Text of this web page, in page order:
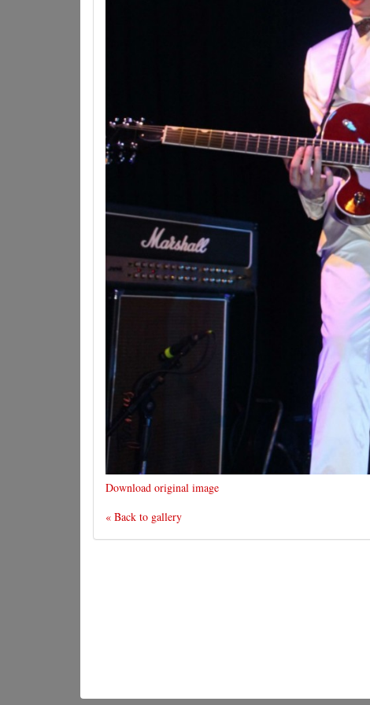
Download original image
« Back to gallery